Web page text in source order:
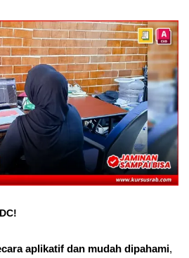
aplikatif dan mudah dipahami,